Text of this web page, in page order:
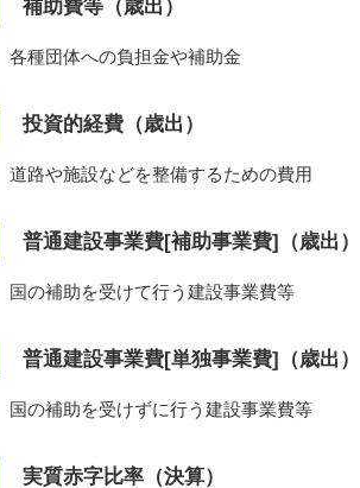
補助費等（歳出）
各種団体への負担金や補助金
投資的経費（歳出）
道路や施設などを整備するための費用
普通建設事業費[補助事業費]（歳出）
国の補助を受けて行う建設事業費等
普通建設事業費[単独事業費]（歳出）
国の補助を受けずに行う建設事業費等
実質赤字比率（決算）